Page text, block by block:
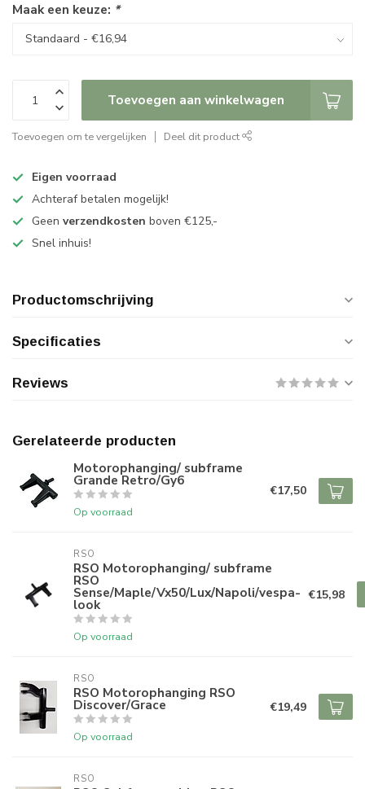
Maak een keuze: *
Toevoegen aan winkelwagen
Toevoegen om te vergelijken Deel dit product
Eigen voorraad
Achteraf betalen mogelijk!
Geen verzendkosten boven €125,-
Snel inhuis!
Productomschrijving
Specificaties
Reviews
Gerelateerde producten
Motorophanging/ subframe
Grande Retro/Gy6
Op voorraad
€17,50
RSO
RSO Motorophanging/ subframe
RSO
Sense/Maple/Vx50/Lux/Napoli/vespa-
look
Op voorraad
€15,98
RSO
RSO Motorophanging RSO
Discover/Grace
Op voorraad
€19,49
RSO